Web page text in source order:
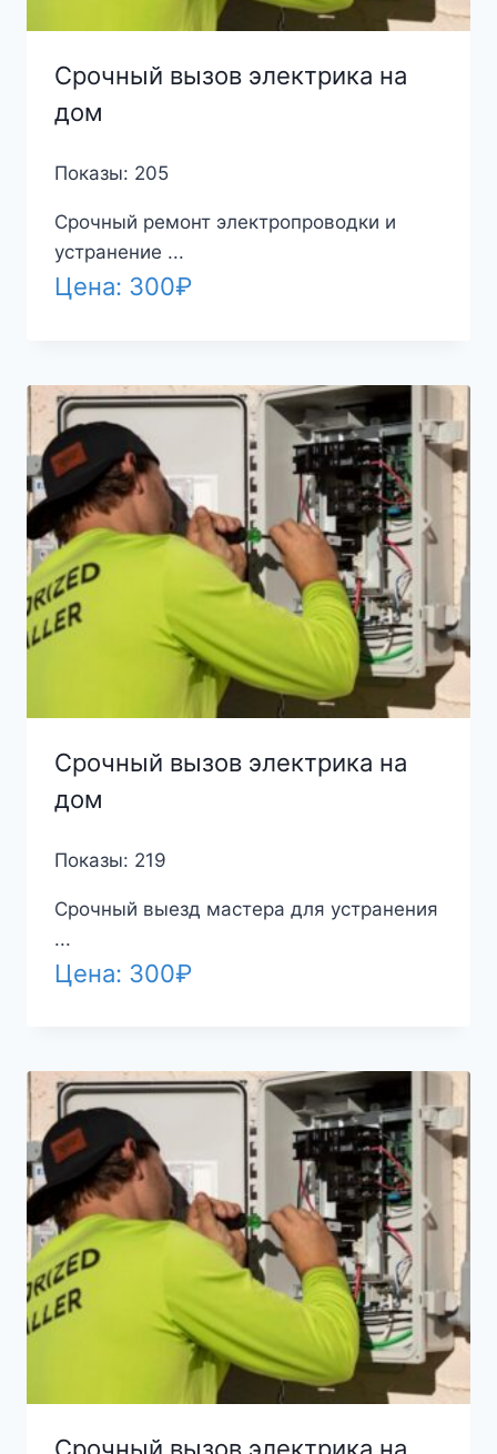
Срочный вызов электрика на
дом
Показы: 205
Срочный ремонт электропроводки и
устранение ...
Цена: 300₽
Срочный вызов электрика на
дом
Показы: 219
Срочный выезд мастера для устранения
...
Цена: 300₽